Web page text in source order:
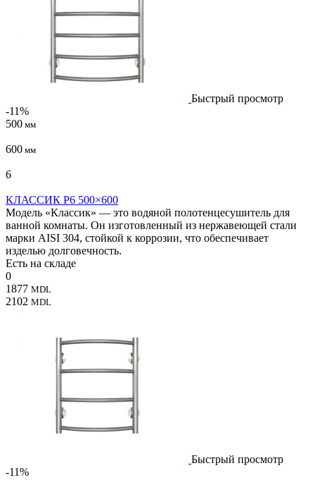
Быстрый просмотр
-11%
500 мм
600 мм
6
КЛАССИК P6 500×600
Модель «Классик» — это водяной полотенцесушитель для
ванной комнаты. Он изготовленный из нержавеющей стали
марки AISI 304, стойкой к коррозии, что обеспечивает
изделью долговечность.
Есть на складе
0
1877 MDL
2102 MDL
Быстрый просмотр
-11%